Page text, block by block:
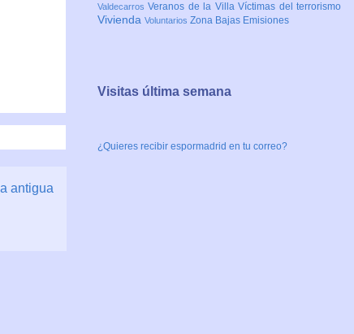
antigua
ValdecarrosVeranos de la VillaVíctimas del terrorismo
Vivienda Voluntarios Zona Bajas Emisiones
Visitas última semana
¿Quieres recibir espormadrid en tu correo?